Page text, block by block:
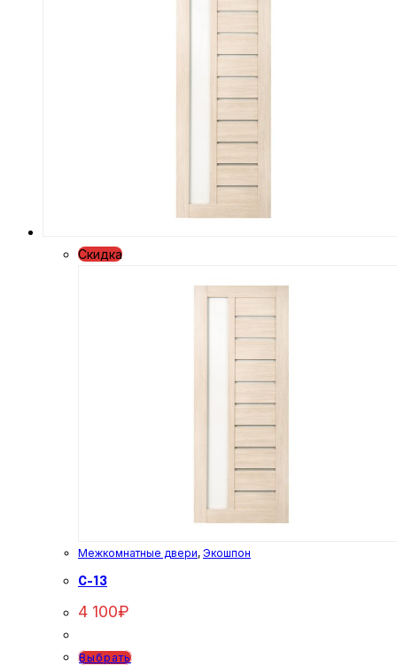
Скидка
Межкомнатные двери, Экошпон
C-13
4 100₽
ВыбратьЭтот